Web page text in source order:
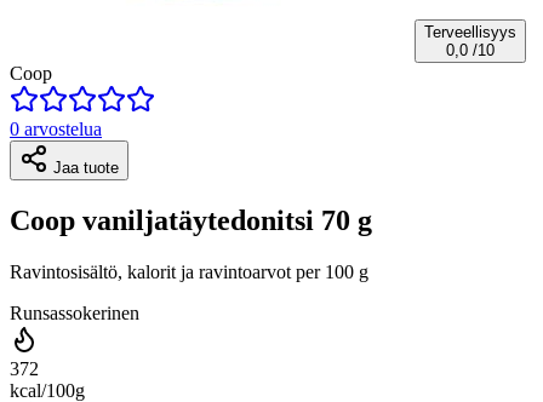
Terveellisyys
0,0 /10
Coop
0 arvostelua
Jaa tuote
Coop vaniljatäytedonitsi 70 g
Ravintosisältö, kalorit ja ravintoarvot per 100 g
Runsassokerinen
372
kcal/100g